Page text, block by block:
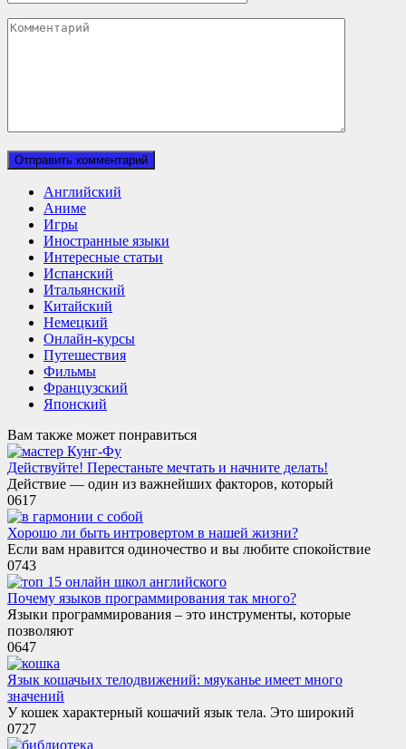
Комментарий
Английский
Аниме
Игры
Иностранные языки
Интересные статьи
Испанский
Итальянский
Китайский
Немецкий
Онлайн-курсы
Путешествия
Фильмы
Французский
Японский
Вам также может понравиться
Действуйте! Перестаньте мечтать и начните делать!
Действие — один из важнейших факторов, который
0617
Хорошо ли быть интровертом в нашей жизни?
Если вам нравится одиночество и вы любите спокойствие
0743
Почему языков программирования так много?
Языки программирования – это инструменты, которые
позволяют
0647
Язык кошачьих телодвижений: мяуканье имеет много
значений
У кошек характерный кошачий язык тела. Это широкий
0727